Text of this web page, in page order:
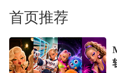
首页推荐